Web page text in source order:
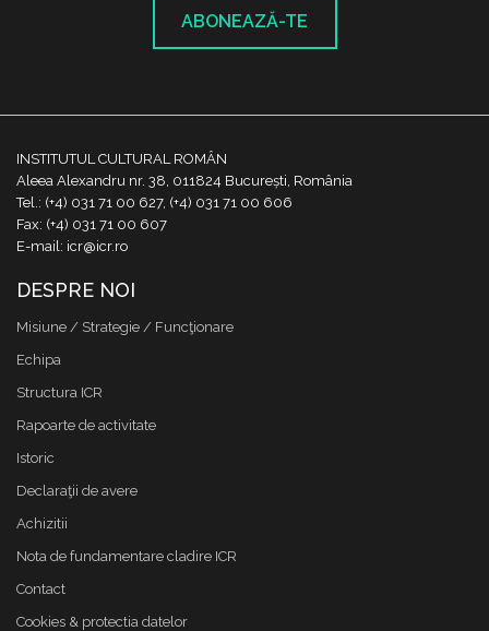
ABONEAZĂ-TE
INSTITUTUL CULTURAL ROMÂN
Aleea Alexandru nr. 38, 011824 București, România
Tel.: (+4) 031 71 00 627, (+4) 031 71 00 606
Fax: (+4) 031 71 00 607
E-mail: icr@icr.ro
DESPRE NOI
Misiune / Strategie / Funcţionare
Echipa
Structura ICR
Rapoarte de activitate
Istoric
Declaraţii de avere
Achizitii
Nota de fundamentare cladire ICR
Contact
Cookies & protectia datelor